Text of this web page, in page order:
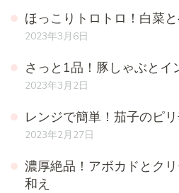
ほっこりトロトロ！白菜
2023年3月6日
さっと1品！豚しゃぶとイ
2023年3月2日
レンジで簡単！茄子のピ
2023年2月27日
濃厚絶品！アボカドとク
和え